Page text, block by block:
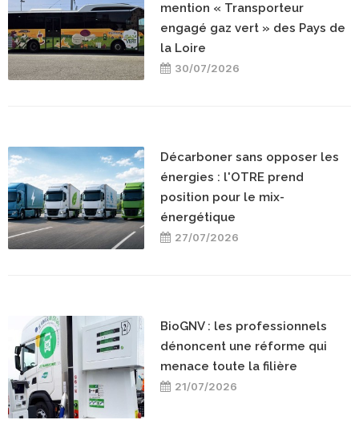
mention « Transporteur
engagé gaz vert » des Pays de
la Loire
30/07/2026
Décarboner sans opposer les
énergies : l'OTRE prend
position pour le mix-
énergétique
27/07/2026
BioGNV : les professionnels
dénoncent une réforme qui
menace toute la filière
21/07/2026